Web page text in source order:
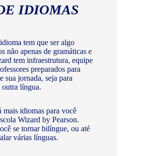
IDIOMAS
tem que ser algo
não apenas de gramáticas e
tem infraestrutura, equipe
preparados para
sua jornada, seja para
outra língua.
mais idiomas para você
Wizard by Pearson.
se tornar bilíngue, ou até
várias línguas.